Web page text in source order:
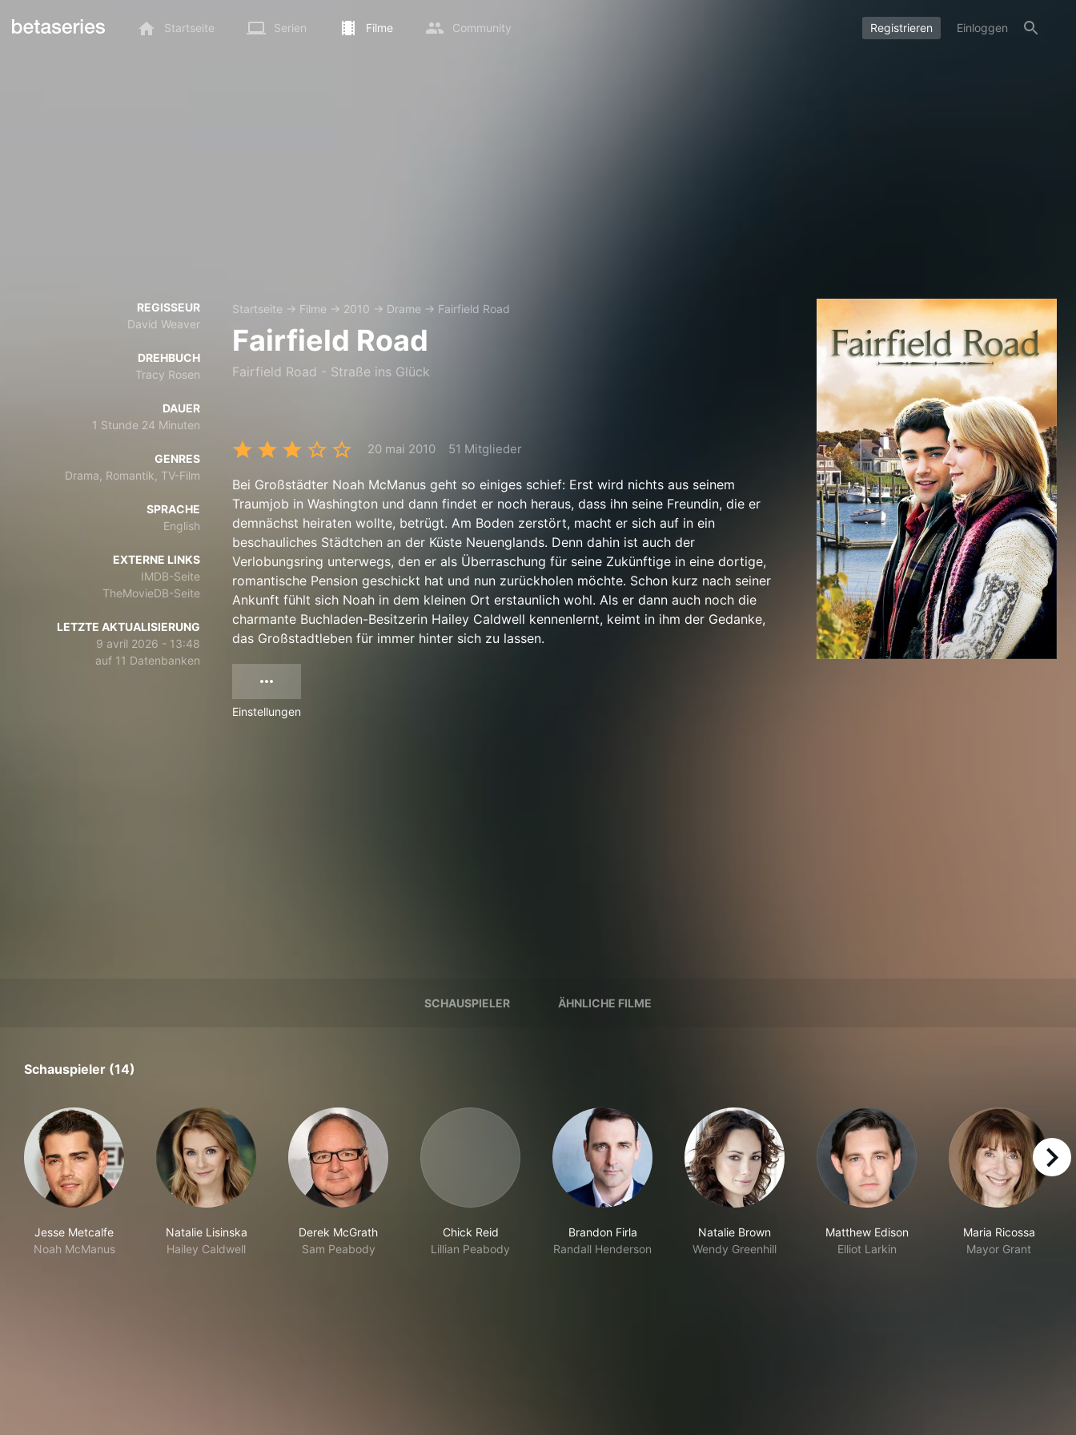
Startseite Serien Filme Community Registrieren Einloggen
REGISSEUR
David Weaver
DREHBUCH
Tracy Rosen
DAUER
1 Stunde 24 Minuten
GENRES
Drama, Romantik, TV-Film
SPRACHE
English
EXTERNE LINKS
IMDB-Seite
TheMovieDB-Seite
LETZTE AKTUALISIERUNG
9 avril 2026 - 13:48
auf 11 Datenbanken
Startseite → Filme → 2010 → Drame → Fairfield Road
Fairfield Road
Fairfield Road - Straße ins Glück
20 mai 2010 51 Mitglieder
Bei Großstädter Noah McManus geht so einiges schief: Erst wird nichts aus seinem
Traumjob in Washington und dann findet er noch heraus, dass ihn seine Freundin, die er
demnächst heiraten wollte, betrügt. Am Boden zerstört, macht er sich auf in ein
beschauliches Städtchen an der Küste Neuenglands. Denn dahin ist auch der
Verlobungsring unterwegs, den er als Überraschung für seine Zukünftige in eine dortige,
romantische Pension geschickt hat und nun zurückholen möchte. Schon kurz nach seiner
Ankunft fühlt sich Noah in dem kleinen Ort erstaunlich wohl. Als er dann auch noch die
charmante Buchladen-Besitzerin Hailey Caldwell kennenlernt, keimt in ihm der Gedanke,
das Großstadtleben für immer hinter sich zu lassen.
Einstellungen
SCHAUSPIELER ÄHNLICHE FILME
Schauspieler (14)
Jesse Metcalfe
Noah McManus
Natalie Lisinska
Hailey Caldwell
Derek McGrath
Sam Peabody
Chick Reid
Lillian Peabody
Brandon Firla
Randall Henderson
Natalie Brown
Wendy Greenhill
Matthew Edison
Elliot Larkin
Maria Ricossa
Mayor Grant
right